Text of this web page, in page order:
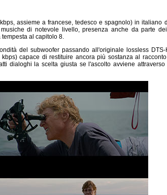
assieme a francese, tedesco e spagnolo) in italiano
di notevole livello, presenza anche da parte
al capitolo 8.
del subwoofer passando all'originale lossless
capace di restituire ancora più sostanza al
dialoghi la scelta giusta se l'ascolto avviene